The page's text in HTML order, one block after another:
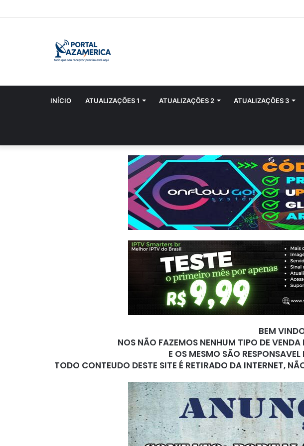
INÍCIO ATUALIZAÇÕES 1 ATUALIZAÇÕES 2 ATUALIZAÇÕES 3
BEM
NOS NÃO FAZEMOS NENHUM TIPO DE
E OS MESMO SÃO
TODO CONTEUDO DESTE SITE É RETIRADO DA INTERNET,